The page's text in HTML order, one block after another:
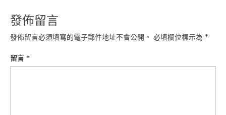
發佈留言
發佈留言必須填寫的電子郵件地址不會公開。 必填欄位標示為 *
留言 *